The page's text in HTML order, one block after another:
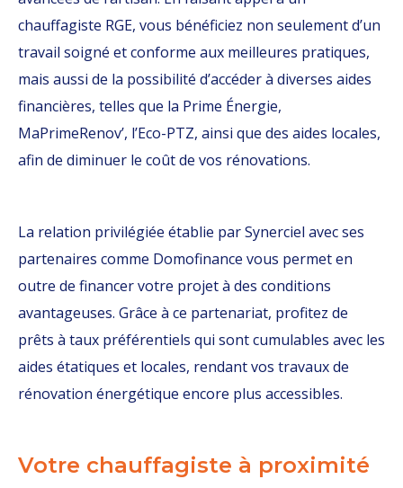
chauffagiste RGE, vous bénéficiez non seulement d’un
travail soigné et conforme aux meilleures pratiques,
mais aussi de la possibilité d’accéder à diverses aides
financières, telles que la Prime Énergie,
MaPrimeRenov’, l’Eco-PTZ, ainsi que des aides locales,
afin de diminuer le coût de vos rénovations.
La relation privilégiée établie par Synerciel avec ses
partenaires comme Domofinance vous permet en
outre de financer votre projet à des conditions
avantageuses. Grâce à ce partenariat, profitez de
prêts à taux préférentiels qui sont cumulables avec les
aides étatiques et locales, rendant vos travaux de
rénovation énergétique encore plus accessibles.
Votre chauffagiste à proximité